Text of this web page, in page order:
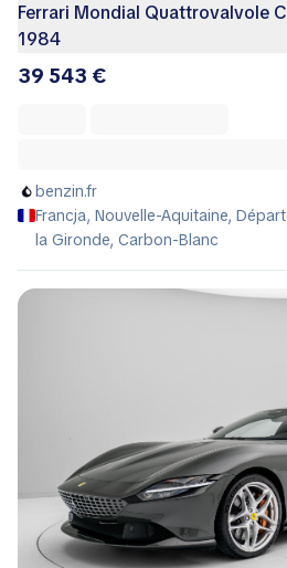
Ferrari Mondial Quattrovalvole
1984
39 543 €
benzin.fr
Francja, Nouvelle-Aquitaine,
la Gironde, Carbon-Blanc